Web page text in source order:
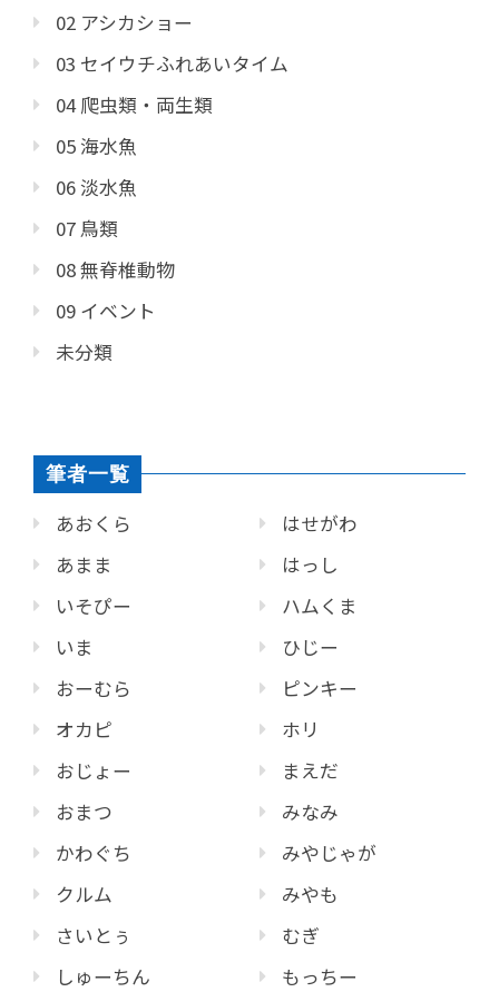
02 アシカショー
03 セイウチふれあいタイム
04 爬虫類・両生類
05 海水魚
06 淡水魚
07 鳥類
08 無脊椎動物
09 イベント
未分類
筆者一覧
あおくら
あまま
いそぴー
いま
おーむら
オカピ
おじょー
おまつ
かわぐち
クルム
さいとぅ
しゅーちん
はせがわ
はっし
ハムくま
ひじー
ピンキー
ホリ
まえだ
みなみ
みやじゃが
みやも
むぎ
もっちー